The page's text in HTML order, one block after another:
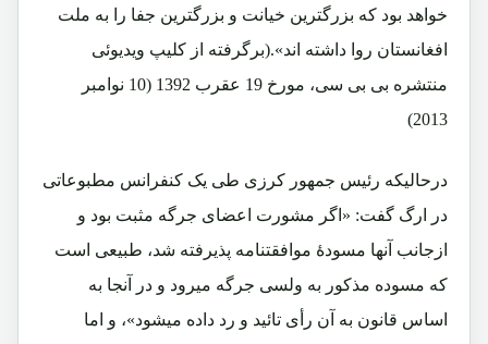
خواهد بود که بزرگترین خیانت و بزرگترین جفا را به ملت
افغانستان روا داشته اند».(برگرفته از کلیپ ویدیوئی
منتشره بی بی سی، مورخ 19 عقرب 1392 (10 نوامبر
2013)
درحالیکه رئیس جمهور کرزی طی یک کنفرانس مطبوعاتی
در ارگ گفت: «اگر مشورت اعضای جرگه مثبت بود و
ازجانب آنها مسودۀ موافقتنامه پذیرفته شد، طبیعی است
که مسوده مذکور به ولسی جرگه میرود و در آنجا به
اساس قانون به آن رأی تائید و رد داده میشود»، و اما